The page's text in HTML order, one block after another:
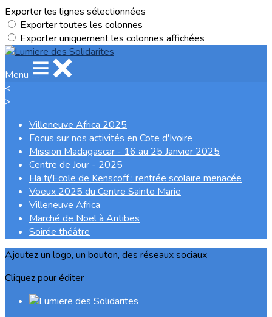
Exporter les lignes sélectionnées
Exporter toutes les colonnes
Exporter uniquement les colonnes affichées
Menu
<
>
Villeneuve Africa 2025
Focus sur nos activités en Cote d'Ivoire
Mission Madagascar - 16 au 25 Janvier 2025
Centre de Jour - 2025
Haïti/Ecole de Kenscoff : rentrée scolaire menacée
Voeux 2025 du Centre Sainte Marie
Villeneuve Africa
Marché de Noel à Antibes
Soirée théâtre
Ajoutez un logo, un bouton, des réseaux sociaux
Cliquez pour éditer